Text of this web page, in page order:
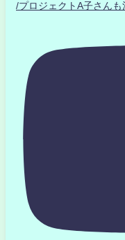
/プロジェクトA子さん